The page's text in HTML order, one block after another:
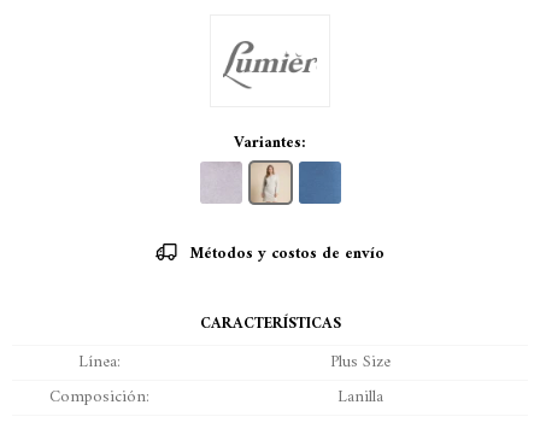
Variantes:
Métodos y costos de envío
CARACTERÍSTICAS
Línea
Plus Size
Composición
Lanilla